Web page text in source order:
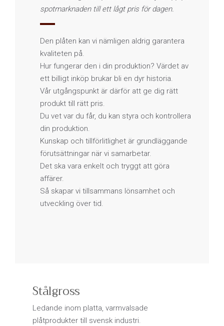
spotmarknaden till ett lågt pris för dagen.
Den plåten kan vi nämligen aldrig garantera
kvaliteten på.
Hur fungerar den i din produktion? Värdet av
ett billigt inköp brukar bli en dyr historia.
Vår utgångspunkt är därför att ge dig rätt
produkt till rätt pris.
Du vet var du får, du kan styra och kontrollera
din produktion.
Kunskap och tillförlitlighet är grundläggande
förutsättningar när vi samarbetar.
Det ska vara enkelt och tryggt att göra
affärer.
Så skapar vi tillsammans lönsamhet och
utveckling över tid.
Stålgross
Ledande inom platta, varmvalsade
plåtprodukter till svensk industri.